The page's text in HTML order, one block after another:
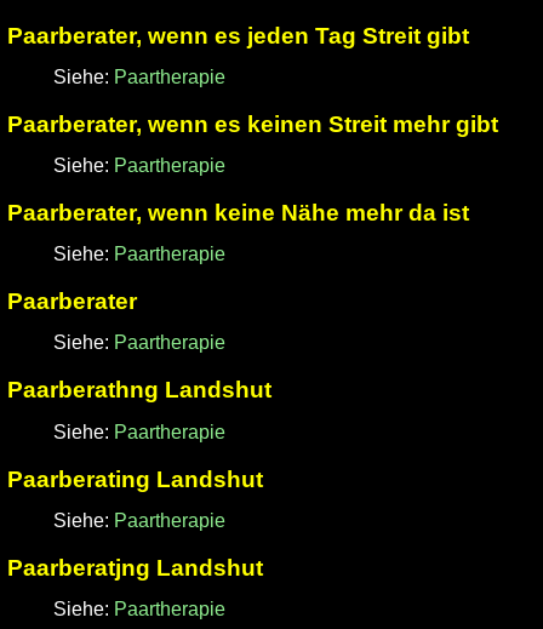
Paarberater, wenn es jeden Tag Streit gibt
Siehe: Paartherapie
Paarberater, wenn es keinen Streit mehr gibt
Siehe: Paartherapie
Paarberater, wenn keine Nähe mehr da ist
Siehe: Paartherapie
Paarberater
Siehe: Paartherapie
Paarberathng Landshut
Siehe: Paartherapie
Paarberating Landshut
Siehe: Paartherapie
Paarberatjng Landshut
Siehe: Paartherapie